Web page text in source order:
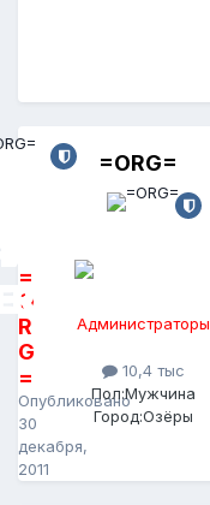
=
O
R
G
=
Опубликовано
30
декабря,
2011
=ORG=
Администраторы
10,4 тыс
Пол:Мужчина
Город:Озёры